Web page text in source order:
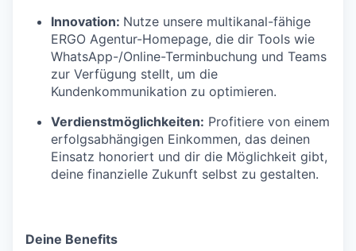
Innovation: Nutze unsere multikanal-fähige
ERGO Agentur-Homepage, die dir Tools wie
WhatsApp-/Online-Terminbuchung und Teams
zur Verfügung stellt, um die
Kundenkommunikation zu optimieren.
Verdienstmöglichkeiten: Profitiere von einem
erfolgsabhängigen Einkommen, das deinen
Einsatz honoriert und dir die Möglichkeit gibt,
deine finanzielle Zukunft selbst zu gestalten.
Deine Benefits